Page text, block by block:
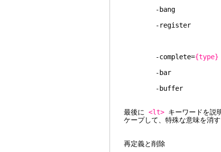
-bang ! の指定を
-register レジスタ
-complete={type}
-bar コマンドの
-buffer カレントバ
最後に <lt> キーワードを説
ケープして、特殊な意味を消
再定義と削除